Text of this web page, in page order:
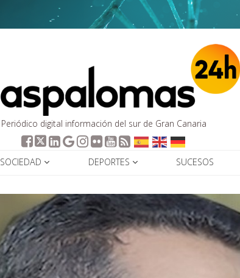
Periódico digital información del sur de Gran Canaria
SOCIEDAD DEPORTES SUCESOS